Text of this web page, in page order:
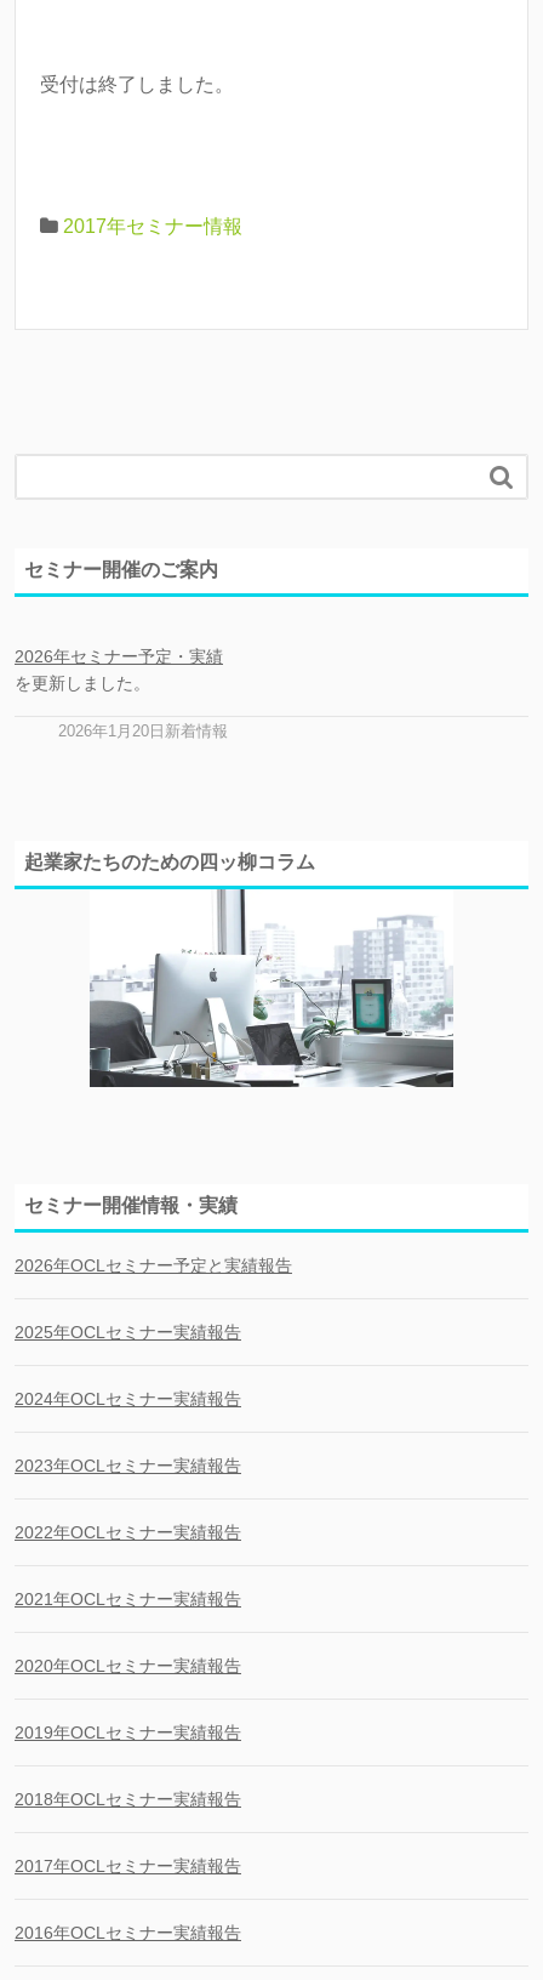
受付は終了しました。
2017年セミナー情報

セミナー開催のご案内
2026年セミナー予定・実績
を更新しました。
2026年1月20日新着情報
起業家たちのための四ッ柳コラム
セミナー開催情報・実績
2026年OCLセミナー予定と実績報告
2025年OCLセミナー実績報告
2024年OCLセミナー実績報告
2023年OCLセミナー実績報告
2022年OCLセミナー実績報告
2021年OCLセミナー実績報告
2020年OCLセミナー実績報告
2019年OCLセミナー実績報告
2018年OCLセミナー実績報告
2017年OCLセミナー実績報告
2016年OCLセミナー実績報告